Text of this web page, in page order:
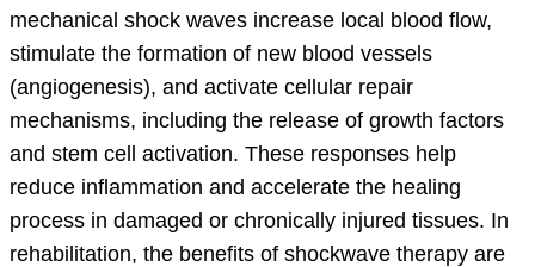
mechanical shock waves increase local blood flow,
stimulate the formation of new blood vessels
(angiogenesis), and activate cellular repair
mechanisms, including the release of growth factors
and stem cell activation. These responses help
reduce inflammation and accelerate the healing
process in damaged or chronically injured tissues. In
rehabilitation, the benefits of shockwave therapy are